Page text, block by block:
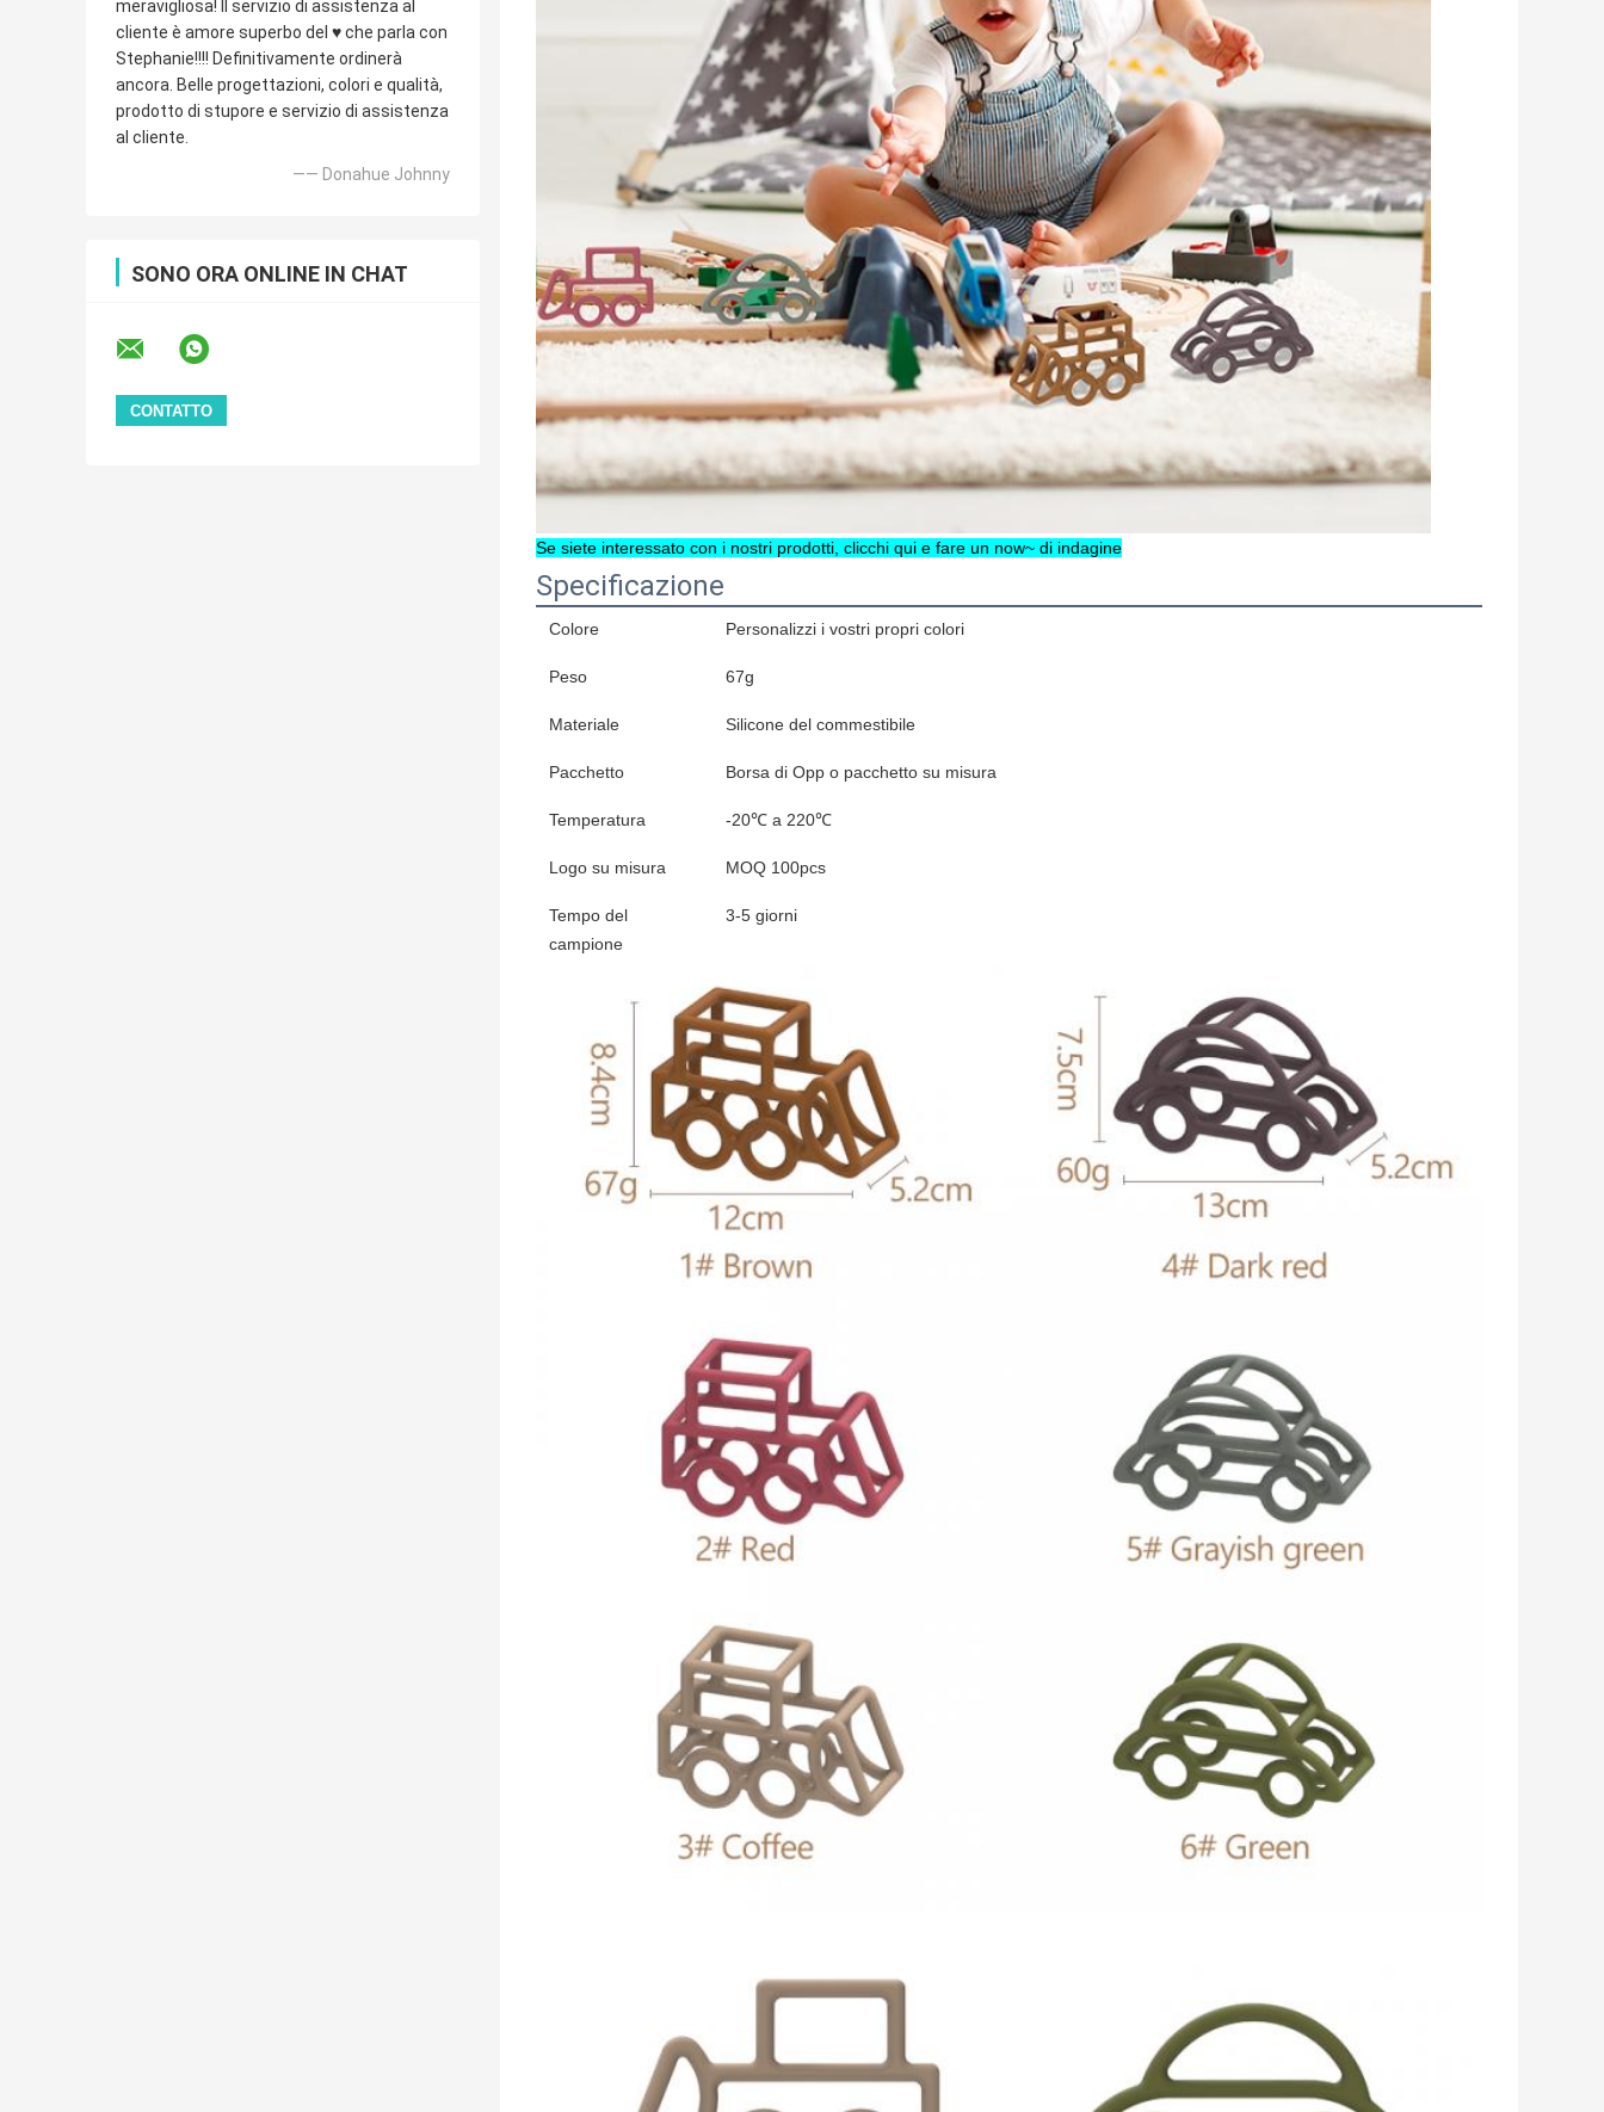
meravigliosa! Il servizio di assistenza al
cliente è amore superbo del ♥️ che parla con
Stephanie!!!! Definitivamente ordinerà
ancora. Belle progettazioni, colori e qualità,
prodotto di stupore e servizio di assistenza
al cliente.
—— Donahue Johnny
SONO ORA ONLINE IN CHAT
Se siete interessato con i nostri prodotti, clicchi qui e fare un now~ di indagine
Specificazione
Colore Personalizzi i vostri propri colori
Peso 67g
Materiale Silicone del commestibile
Pacchetto Borsa di Opp o pacchetto su misura
Temperatura -20℃ a 220℃
Logo su misura MOQ 100pcs
Tempo del
campione
3-5 giorni